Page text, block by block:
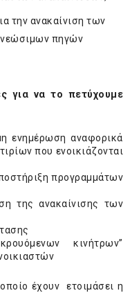
την ανακαίνιση των
πηγών
για να το πετύχουμε
ενημέρωση αναφορικά
που ενοικιάζονται
προγραμμάτων
της ανακαίνισης των
κινήτρων”
έχουν ετοιμάσει η